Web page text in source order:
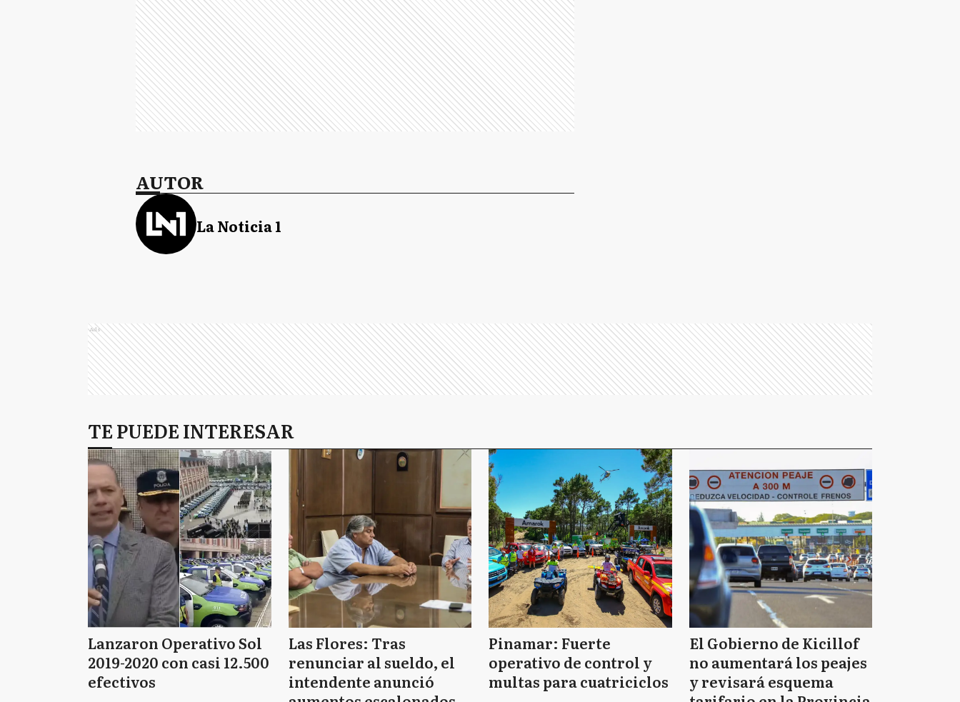
AUTOR
La Noticia 1
Ads
TE PUEDE INTERESAR
Lanzaron Operativo Sol
2019-2020 con casi 12.500
efectivos
Las Flores: Tras
renunciar al sueldo, el
intendente anunció
Pinamar: Fuerte
operativo de control y
multas para cuatriciclos
El Gobierno de Kicillof
no aumentará los peajes
y revisará esquema